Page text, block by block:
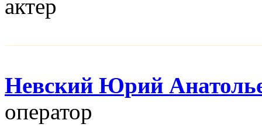
актер
Невский Юрий
оператор